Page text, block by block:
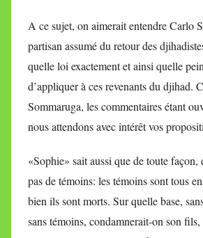
A ce sujet, on aimerait entendre Carlo
partisan assumé du retour des
quelle loi exactement et ainsi quelle
d’appliquer à ces revenants du djihad.
Sommaruga, les commentaires étant
nous attendons avec intérêt vos
«Sophie» sait aussi que de toute façon,
pas de témoins: les témoins sont tous
bien ils sont morts. Sur quelle base,
sans témoins, condamnerait-on son